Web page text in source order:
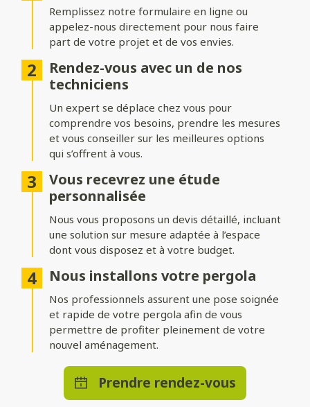
Choisissez une toiture rigide en verre ou polycarbonate pour
une protection optimale, une toiture bioclimatique à lames
orientables pour gérer l’ensoleillement, ou une toile pour une
ambiance légère et aérée.
Structure : Indépendante ou
adossée
Installez votre pergola où vous le souhaitez ! Une structure
indépendante permet de créer un espace isolé au cœur du
jardin, tandis qu’une pergola adossée prolonge
harmonieusement votre maison.
Nombreuses options de
personnalisation
Ajoutez des stores ou parois pour vous protéger du vent,
intégrez un éclairage LED pour profiter d’agréables soirées, ou
un bénéficier d’un confort absolu en toute saison.
Remplissez notre formulaire en ligne ou
appelez-nous directement pour nous faire
part de votre projet et de vos envies.
Rendez-vous avec un de nos
techniciens
Un expert se déplace chez vous pour
comprendre vos besoins, prendre les mesures
et vous conseiller sur les meilleures options
qui s’offrent à vous.
Vous recevrez une étude
personnalisée
Nous vous proposons un devis détaillé, incluant
une solution sur mesure adaptée à l’espace
dont vous disposez et à votre budget.
Nous installons votre pergola
Nos professionnels assurent une pose soignée
et rapide de votre pergola afin de vous
permettre de profiter pleinement de votre
nouvel aménagement.
Prendre rendez-vous